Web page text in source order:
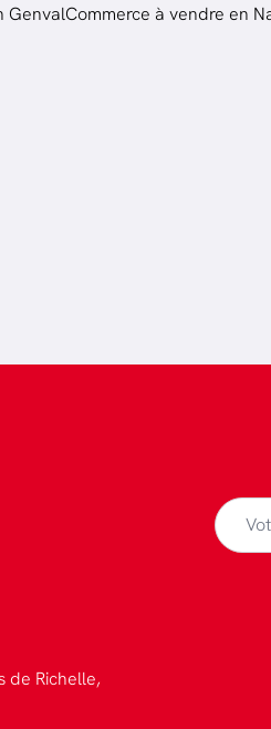
GenvalCommerce à vendre en
de Richelle,